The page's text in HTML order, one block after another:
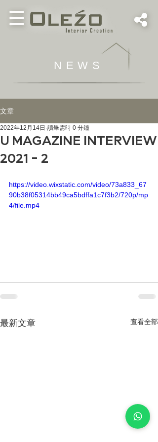
NEWS
文章
U MAGAZINE INTERVIEW
2021 - 2
2022年12月14日 讀畢需時 0 分鐘
https://video.wixstatic.com/video/73a833_67
90b38f05314bb49ca5bdffa1c7f3b2/720p/mp
4/file.mp4
最新文章 查看全部